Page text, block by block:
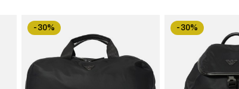
-30% -30%